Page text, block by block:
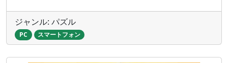
ジャンル: パズル
PC スマートフォン